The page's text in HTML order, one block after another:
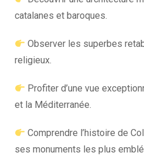
catalanes et baroques.
Observer les superbes
religieux.
Profiter d’une vue
et la Méditerranée.
Comprendre l’histoire de
ses monuments les plus